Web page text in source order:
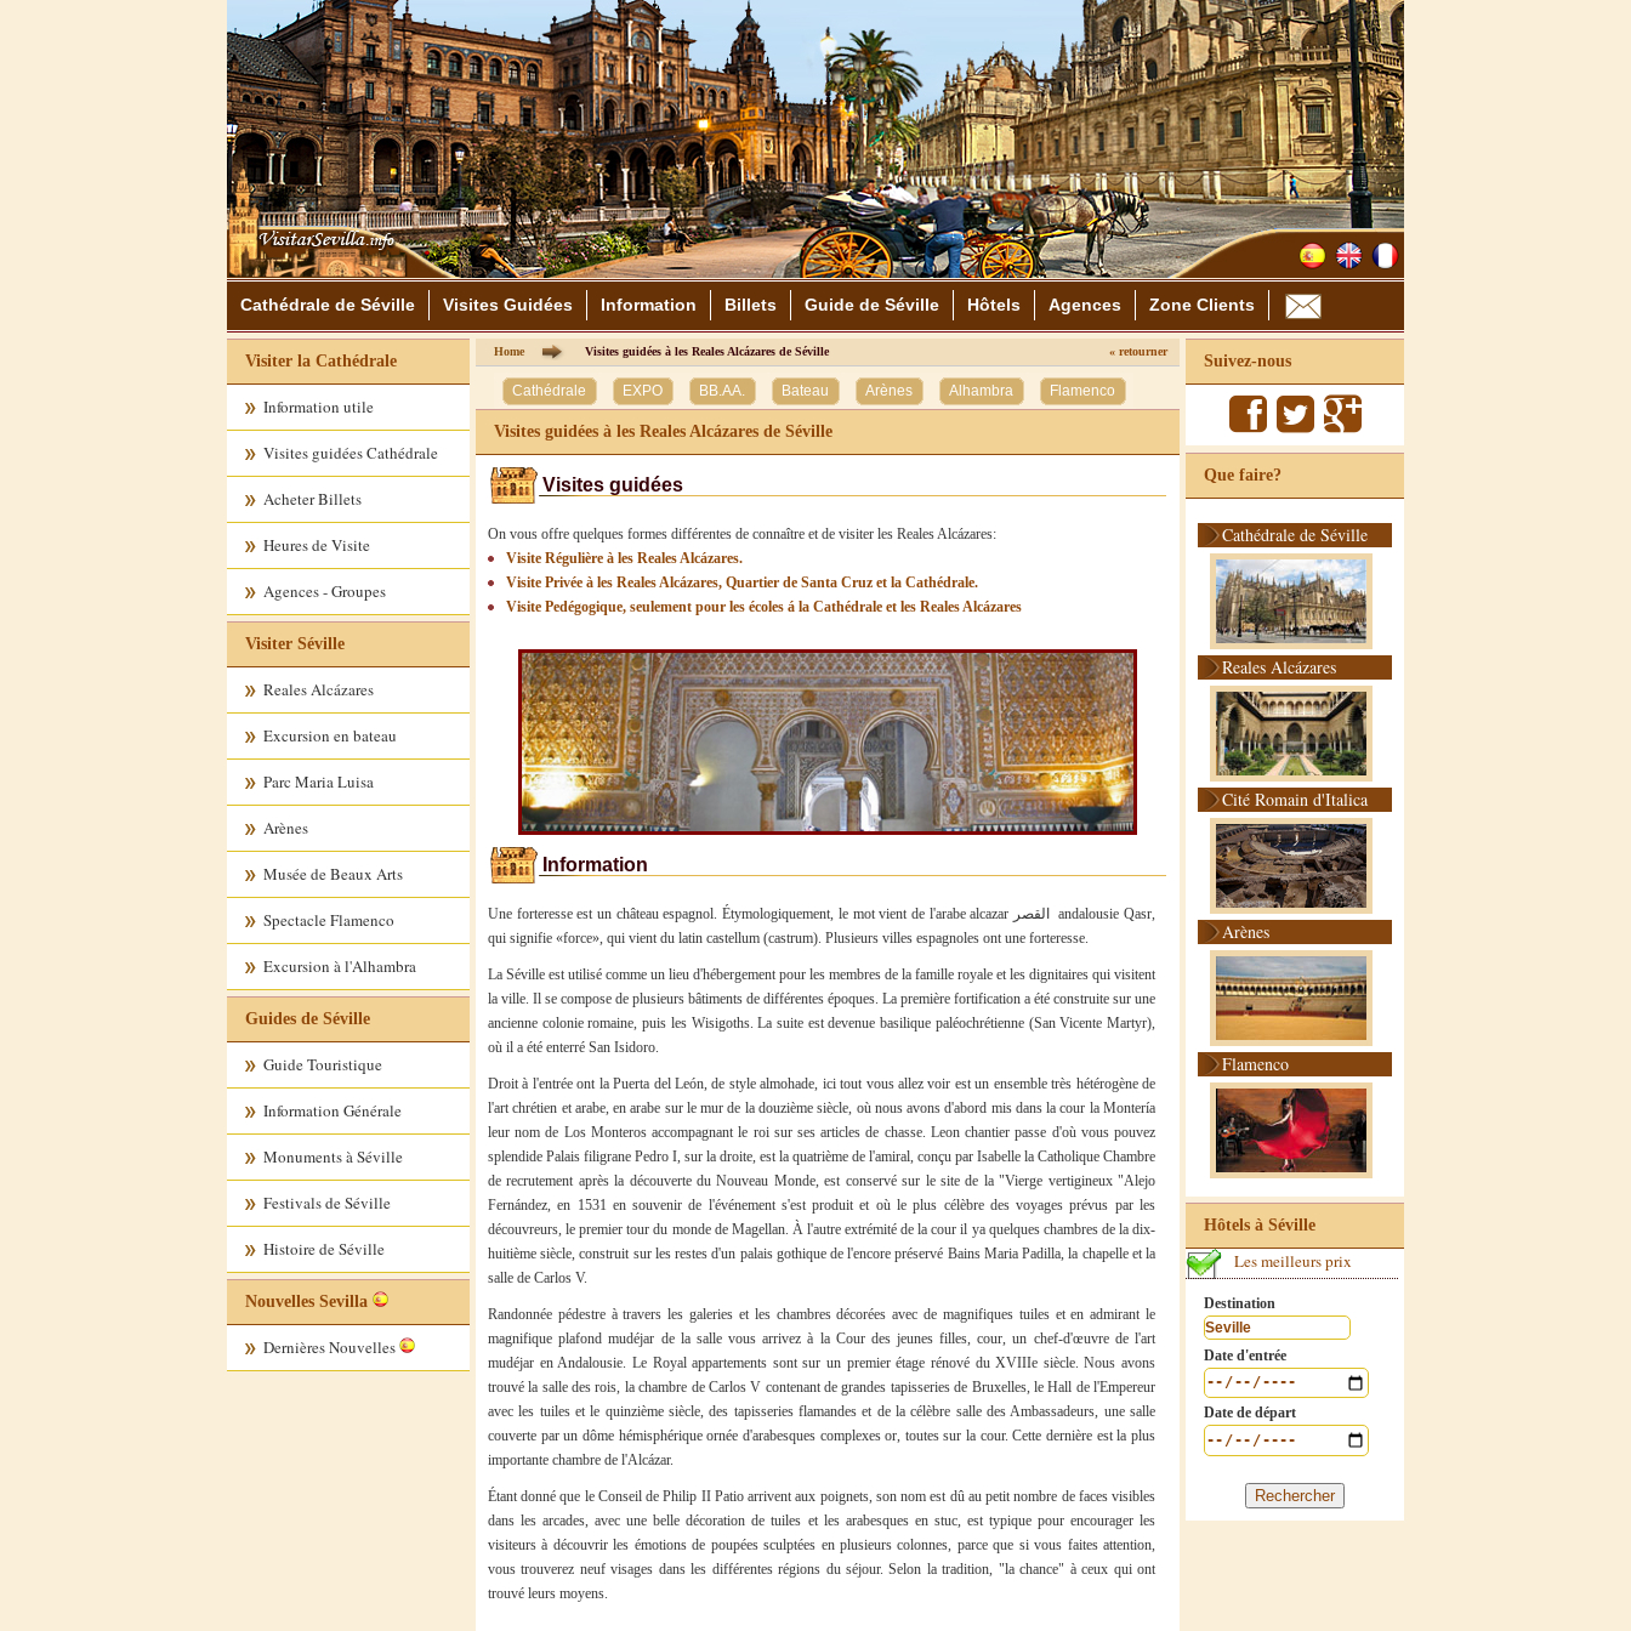
Cathédrale de Séville Visites Guidées Information Billets Guide de Séville Hôtels Agences Zone Clients
Visiter la Cathédrale
Information utile
Visites guidées Cathédrale
Acheter Billets
Heures de Visite
Agences - Groupes
Visiter Séville
Reales Alcázares
Excursion en bateau
Parc Maria Luisa
Arènes
Musée de Beaux Arts
Spectacle Flamenco
Excursion à l'Alhambra
Guides de Séville
Guide Touristique
Information Générale
Monuments à Séville
Festivals de Séville
Histoire de Séville
Nouvelles Sevilla
Dernières Nouvelles
Home Visites guidées à les Reales Alcázares de Séville « retourner
Cathédrale EXPO BB.AA. Bateau Arènes Alhambra Flamenco
Visites guidées à les Reales Alcázares de Séville
Visites guidées
On vous offre quelques formes différentes de connaître et de visiter les Reales Alcázares:
Visite Régulière à les Reales Alcázares.
Visite Privée à les Reales Alcázares, Quartier de Santa Cruz et la Cathédrale.
Visite Pedégogique, seulement pour les écoles á la Cathédrale et les Reales Alcázares
Information
Une forteresse est un château espagnol. Étymologiquement, le mot vient de l'arabe alcazar القصر andalousie Qasr,
qui signifie «force», qui vient du latin castellum (castrum). Plusieurs villes espagnoles ont une forteresse.
La Séville est utilisé comme un lieu d'hébergement pour les membres de la famille royale et les dignitaires qui visitent
la ville. Il se compose de plusieurs bâtiments de différentes époques. La première fortification a été construite sur une
ancienne colonie romaine, puis les Wisigoths. La suite est devenue basilique paléochrétienne (San Vicente Martyr),
où il a été enterré San Isidoro.
Droit à l'entrée ont la Puerta del León, de style almohade, ici tout vous allez voir est un ensemble très hétérogène de
l'art chrétien et arabe, en arabe sur le mur de la douzième siècle, où nous avons d'abord mis dans la cour la Montería
leur nom de Los Monteros accompagnant le roi sur ses articles de chasse. Leon chantier passe d'où vous pouvez
splendide Palais filigrane Pedro I, sur la droite, est la quatrième de l'amiral, conçu par Isabelle la Catholique Chambre
de recrutement après la découverte du Nouveau Monde, est conservé sur le site de la "Vierge vertigineux "Alejo
Fernández, en 1531 en souvenir de l'événement s'est produit et où le plus célèbre des voyages prévus par les
découvreurs, le premier tour du monde de Magellan. À l'autre extrémité de la cour il ya quelques chambres de la dix-
huitième siècle, construit sur les restes d'un palais gothique de l'encore préservé Bains Maria Padilla, la chapelle et la
salle de Carlos V.
Randonnée pédestre à travers les galeries et les chambres décorées avec de magnifiques tuiles et en admirant le
magnifique plafond mudéjar de la salle vous arrivez à la Cour des jeunes filles, cour, un chef-d'œuvre de l'art
mudéjar en Andalousie. Le Royal appartements sont sur un premier étage rénové du XVIIIe siècle. Nous avons
trouvé la salle des rois, la chambre de Carlos V contenant de grandes tapisseries de Bruxelles, le Hall de l'Empereur
avec les tuiles et le quinzième siècle, des tapisseries flamandes et de la célèbre salle des Ambassadeurs, une salle
couverte par un dôme hémisphérique ornée d'arabesques complexes or, toutes sur la cour. Cette dernière est la plus
importante chambre de l'Alcázar.
Étant donné que le Conseil de Philip II Patio arrivent aux poignets, son nom est dû au petit nombre de faces visibles
dans les arcades, avec une belle décoration de tuiles et les arabesques en stuc, est typique pour encourager les
visiteurs à découvrir les émotions de poupées sculptées en plusieurs colonnes, parce que si vous faites attention,
vous trouverez neuf visages dans les différentes régions du séjour. Selon la tradition, "la chance" à ceux qui ont
trouvé leurs moyens.
Suivez-nous
Que faire?
Cathédrale de Séville
Reales Alcázares
Cité Romain d'Italica
Arènes
Flamenco
Hôtels à Séville
Les meilleurs prix
Destination
Date d'entrée
Date de départ